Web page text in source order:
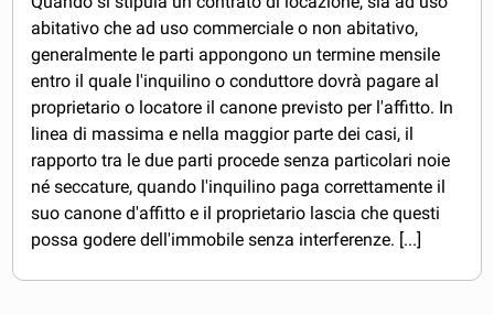
abitativo che ad uso commerciale o non abitativo,
generalmente le parti appongono un termine mensile
entro il quale l'inquilino o conduttore dovrà pagare al
proprietario o locatore il canone previsto per l'affitto. In
linea di massima e nella maggior parte dei casi, il
rapporto tra le due parti procede senza particolari noie
né seccature, quando l'inquilino paga correttamente il
suo canone d'affitto e il proprietario lascia che questi
possa godere dell'immobile senza interferenze. [...]